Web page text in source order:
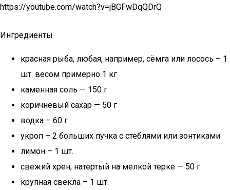
https://youtube.com/watch?v=jBGFwDqQDrQ
Ингредиенты
красная рыба, любая, например, сёмга или лосось – 1
шт. весом примерно 1 кг
каменная соль — 150 г
коричневый сахар — 50 г
водка – 60 г
укроп – 2 больших пучка с стеблями или зонтиками
лимон – 1 шт.
свежий хрен, натертый на мелкой терке — 50 г
крупная свекла – 1 шт.